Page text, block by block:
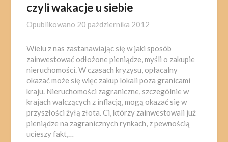
czyli wakacje u siebie
Opublikowano 20 października 2012
Wielu z nas zastanawiając się w jaki sposób
zainwestować odłożone pieniądze, myśli o zakupie
nieruchomości. W czasach kryzysu, opłacalny
okazać może się więc zakup lokali poza granicami
kraju. Nieruchomości zagraniczne, szczególnie w
krajach walczących z inflacją, mogą okazać się w
przyszłości żyłą złota. Ci, którzy zainwestowali już
pieniądze na zagranicznych rynkach, z pewnością
ucieszy fakt,…